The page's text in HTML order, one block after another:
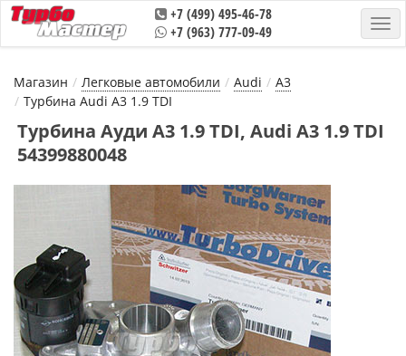
+7 (499) 495-46-78
+7 (963) 777-09-49
Магазин Легковые автомобили Audi
A3
Турбина Audi A3 1.9 TDI
Турбина Ауди А3 1.9 TDI, Audi A3 1.9 TDI
54399880048